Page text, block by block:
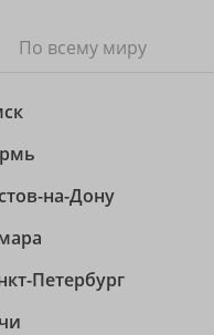
По всему миру
на-Дону
Петербург